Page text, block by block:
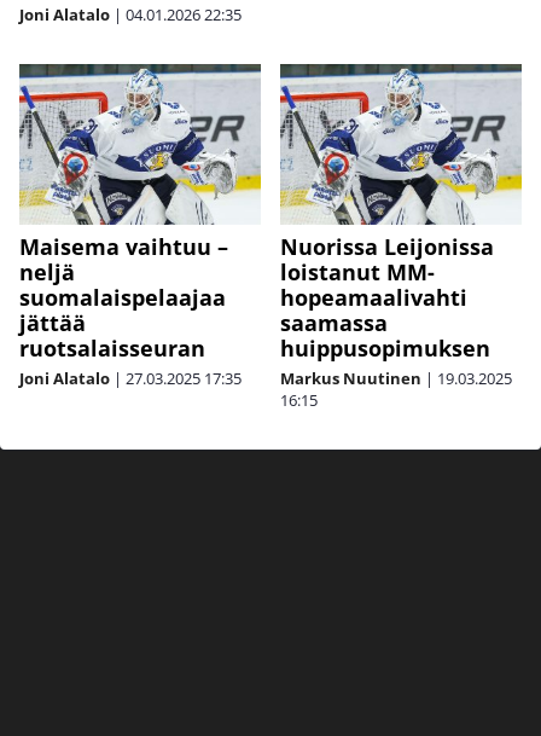
Joni Alatalo | 04.01.202622:35
Maisema vaihtuu –
neljä
suomalaispelaajaa
jättää
ruotsalaisseuran
Joni Alatalo | 27.03.2025 17:35
Nuorissa Leijonissa
loistanut MM-
hopeamaalivahti
saamassa
huippusopimuksen
Markus Nuutinen | 19.03.2025
16:15